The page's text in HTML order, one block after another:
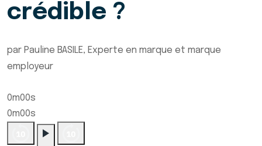
crédible ?
par Pauline BASILE, Experte en marque et marque
employeur
0m00s
0m00s